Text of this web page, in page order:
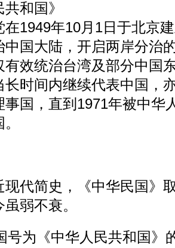
共和国》
在1949年10月1日于北京
国大陆，开启两岸分治
有效统治台湾及部分中国
长时间内继续代表中国，
事国，直到1971年被中华
现代简史，《中华民国》
弱不衰。
号为《中华人民共和国》